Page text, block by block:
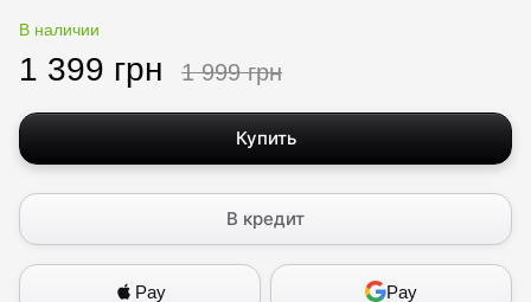
В наличии
1 399 грн 1 999 грн
Купить
В кредит
Pay Pay